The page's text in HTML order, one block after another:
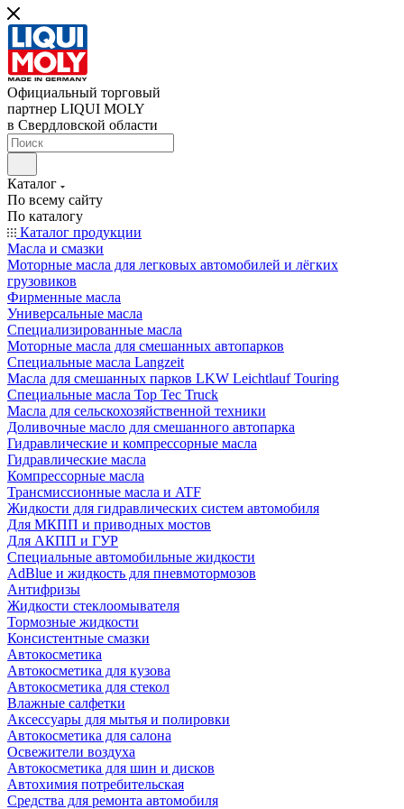
Официальный торговый
партнер LIQUI MOLY
в Свердловской области
Каталог
По всему сайту
По каталогу
Каталог продукции
Масла и смазки
Моторные масла для легковых автомобилей и лёгких
грузовиков
Фирменные масла
Универсальные масла
Специализированные масла
Моторные масла для смешанных автопарков
Специальные масла Langzeit
Масла для смешанных парков LKW Leichtlauf Touring
Специальные масла Top Tec Truck
Масла для сельскохозяйственной техники
Доливочные масло для смешанного автопарка
Гидравлические и компрессорные масла
Гидравлические масла
Компрессорные масла
Трансмиссионные масла и ATF
Жидкости для гидравлических систем автомобиля
Для МКПП и приводных мостов
Для АКПП и ГУР
Специальные автомобильные жидкости
AdBlue и жидкость для пневмотормозов
Антифризы
Жидкости стеклоомывателя
Тормозные жидкости
Консистентные смазки
Автокосметика
Автокосметика для кузова
Автокосметика для стекол
Влажные салфетки
Аксессуары для мытья и полировки
Автокосметика для салона
Освежители воздуха
Автокосметика для шин и дисков
Автохимия потребительская
Средства для ремонта автомобиля